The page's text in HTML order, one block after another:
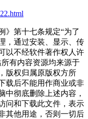
》第十七条规定“为了
，通过安装、显示、传
以不经软件著作权人许
有内容资源均来源于
版权归属原版权方所
载后不能用作商业或非
中彻底删除上述内容，
问和下载此文件，表示
其他用途，否则一切后